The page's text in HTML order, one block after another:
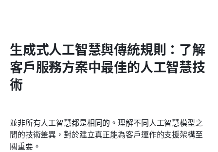
生成式人工智慧與傳統規則：了解
客戶服務方案中最佳的人工智慧技
術
並非所有人工智慧都是相同的。理解不同人工智慧模型之
間的技術差異，對於建立真正能為客戶運作的支援架構至
關重要。